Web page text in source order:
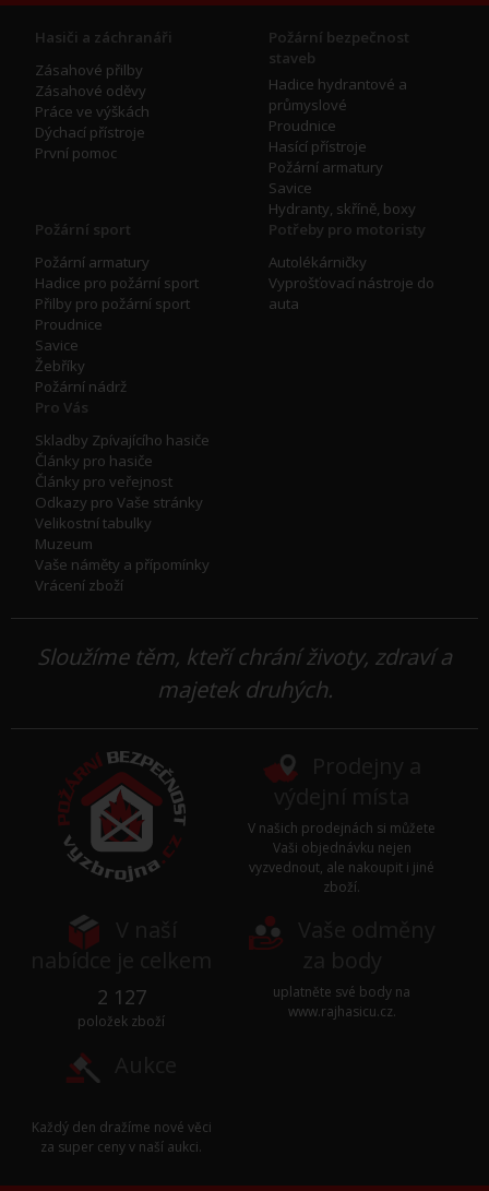
Hasiči a záchranáři
Zásahové přilby
Zásahové oděvy
Práce ve výškách
Dýchací přístroje
První pomoc
Požární bezpečnost
staveb
Hadice hydrantové a
průmyslové
Proudnice
Hasící přístroje
Požární armatury
Savice
Hydranty, skříně, boxy
Požární sport
Požární armatury
Hadice pro požární sport
Přilby pro požární sport
Proudnice
Savice
Žebříky
Požární nádrž
Potřeby pro motoristy
Autolékárničky
Vyprošťovací nástroje do
auta
Pro Vás
Skladby Zpívajícího hasiče
Články pro hasiče
Články pro veřejnost
Odkazy pro Vaše stránky
Velikostní tabulky
Muzeum
Vaše náměty a přípomínky
Vrácení zboží
Sloužíme těm, kteří chrání životy, zdraví a
majetek druhých.
V našich prodejnách si můžete
Vaši objednávku nejen
vyzvednout, ale nakoupit i jiné
zboží.
2 127
položek zboží
uplatněte své body na
www.rajhasicu.cz.
Každý den dražíme nové věci
za super ceny v naší aukci.